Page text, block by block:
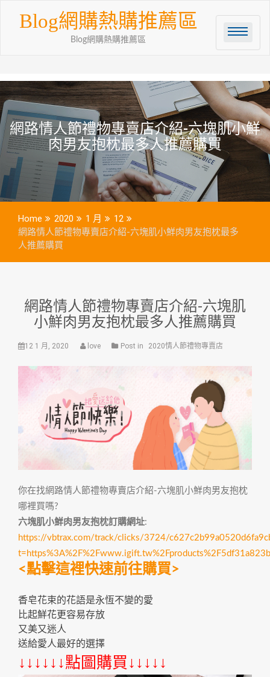
Blog網購熱購推薦區
Blog網購熱購推薦區
網路情人節禮物專賣店介紹-六塊肌小鮮
肉男友抱枕最多人推薦購買
Home 2020 1 月
12
網路情人節禮物專賣店介紹-六塊肌小鮮肉男友抱枕最多
人推薦購買
網路情人節禮物專賣店介紹-六塊肌
小鮮肉男友抱枕最多人推薦購買
12 1 月, 2020 love Post in 2020情人節禮物專賣店
你在找網路情人節禮物專賣店介紹-六塊肌小鮮肉男友抱枕
哪裡買嗎?
六塊肌小鮮肉男友抱枕訂購網址:
https://vbtrax.com/track/clicks/3724/
<點擊這裡快速前往購買>
香皂花束的花語是永恆不變的愛
比起鮮花更容易存放
又美又迷人
送給愛人最好的選擇
↓↓↓↓↓↓點圖購買↓↓↓↓↓